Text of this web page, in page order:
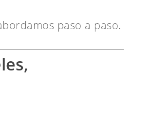
paso a paso.